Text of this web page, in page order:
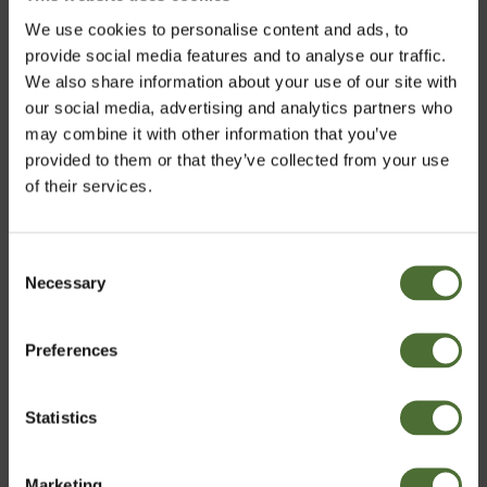
We use cookies to personalise content and ads, to
provide social media features and to analyse our traffic.
We also share information about your use of our site with
our social media, advertising and analytics partners who
may combine it with other information that you’ve
provided to them or that they’ve collected from your use
of their services.
Selection
Necessary
Preferences
Statistics
Att dela med sig av produkter och arbeta med andra för
ekonomiskt välbefinnande blev en ekonomiskt lönsam
Jerry startade sitt eget Direktförsäljningsföretag
obegränsad inkomstmöjlighet och långsiktig stabilitet